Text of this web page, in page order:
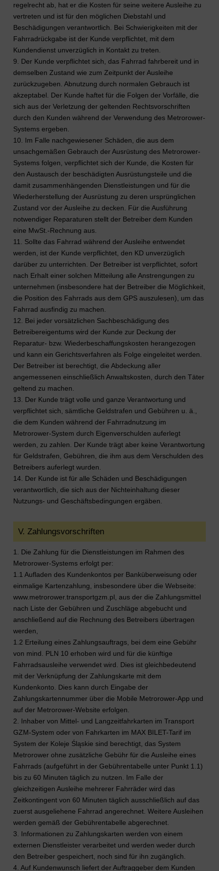
regelrecht ab, hat er die Kosten für seine weitere Ausleihe zu
vertreten und ist für den möglichen Diebstahl und
Beschädigungen verantwortlich. Bei Schwierigkeiten mit der
Fahrradrückgabe ist der Kunde verpflichtet, mit dem
Kundendienst unverzüglich in Kontakt zu treten.
9. Der Kunde verpflichtet sich, das Fahrrad fahrbereit und in
demselben Zustand wie zum Zeitpunkt der Ausleihe
zurückzugeben. Abnutzung durch normalen Gebrauch ist
akzeptabel. Der Kunde haftet für die Folgen der Vorfälle, die
sich aus der Verletzung der geltenden Rechtsvorschriften
durch den Kunden während der Verwendung des Metrorower-
Systems ergeben.
10. Im Falle nachgewiesener Schäden, die aus dem
unsachgemäßen Gebrauch der Ausrüstung des Metrorower-
Systems folgen, verpflichtet sich der Kunde, die Kosten für
den Austausch der beschädigten Ausrüstungsteile und die
damit zusammenhängenden Dienstleistungen und für die
Wiederherstellung der Ausrüstung zu deren ursprünglichen
Zustand vor der Ausleihe zu decken. Für die Ausführung
notwendiger Reparaturen stellt der Betreiber dem Kunden
eine MwSt.-Rechnung aus.
11. Sollte das Fahrrad während der Ausleihe entwendet
werden, ist der Kunde verpflichtet, den KD unverzüglich
darüber zu unterrichten. Der Betreiber ist verpflichtet, sofort
nach Erhalt einer solchen Mitteilung alle Anstrengungen zu
unternehmen (insbesondere hat der Betreiber die Möglichkeit,
die Position des Fahrrads aus dem GPS auszulesen), um das
Fahrrad ausfindig zu machen.
12. Bei jeder vorsätzlichen Sachbeschädigung des
Betreibereigentums wird der Kunde zur Deckung der
Reparatur- bzw. Wiederbeschaffungskosten herangezogen
und kann ein Gerichtsverfahren als Folge eingeleitet werden.
Der Betreiber ist berechtigt, die Abdeckung aller
angemessenen einschließlich Anwaltskosten, durch den Täter
geltend zu machen.
13. Der Kunde trägt volle und ganze Verantwortung und
verpflichtet sich, sämtliche Geldstrafen und Gebühren u. ä.,
die dem Kunden während der Fahrradnutzung im
Metrorower-System durch Eigenverschulden auferlegt
werden, zu zahlen. Der Kunde trägt aber keine Verantwortung
für Geldstrafen, Gebühren, die ihm aus dem Verschulden des
Betreibers auferlegt wurden.
14. Der Kunde ist für alle Schäden und Beschädigungen
verantwortlich, die sich aus der Nichteinhaltung dieser
Nutzungs- und Geschäftsbedingungen ergäben.
V. Zahlungsvorschriften
1. Die Zahlung für die Dienstleistungen im Rahmen des
Metrorower-Systems erfolgt per:
1.1 Aufladen des Kundenkontos per Banküberweisung oder
einmalige Kartenzahlung, insbesondere über die Webseite:
www.metrorower.transportgzm.pl, aus der die Zahlungsmittel
nach Liste der Gebühren und Zuschläge abgebucht und
anschließend auf die Rechnung des Betreibers übertragen
werden,
1.2 Erteilung eines Zahlungsauftrags, bei dem eine Gebühr
von mind. PLN 10 erhoben wird und für die künftige
Fahrradsausleihe verwendet wird. Dies ist gleichbedeutend
mit der Verknüpfung der Zahlungskarte mit dem
Kundenkonto. Dies kann durch Eingabe der
Zahlungskartennummer über die Mobile Metrorower-App und
auf der Metrorower-Website erfolgen.
2. Inhaber von Mittel- und Langzeitfahrkarten im Transport
GZM-System oder von Fahrkarten im MAX BILET-Tarif im
System der Koleje Śląskie sind berechtigt, das System
Metrorower ohne zusätzliche Gebühr für die Ausleihe eines
Fahrrads (aufgeführt in der Gebührentabelle unter Punkt 1.1)
bis zu 60 Minuten täglich zu nutzen. Im Falle der
gleichzeitigen Ausleihe mehrerer Fahrräder wird das
Zeitkontingent von 60 Minuten täglich ausschließlich auf das
zuerst ausgeliehene Fahrrad angerechnet. Weitere Ausleihen
werden gemäß der Gebührentabelle abgerechnet.
3. Informationen zu Zahlungskarten werden von einem
externen Dienstleister verarbeitet und werden weder durch
den Betreiber gespeichert, noch sind für ihn zugänglich.
4. Auf Kundenwunsch liefert der Auftraggeber dem Kunden